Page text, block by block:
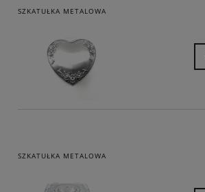
SZKATUŁKA METALOWA
SZKATUŁKA METALOWA